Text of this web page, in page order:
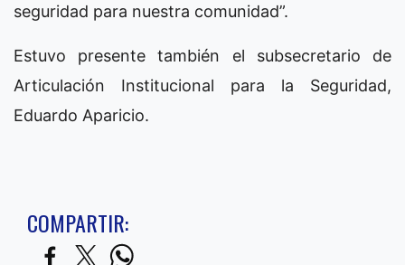
seguridad para nuestra comunidad”.
Estuvo presente también el subsecretario de
Articulación Institucional para la Seguridad,
Eduardo Aparicio.
COMPARTIR: